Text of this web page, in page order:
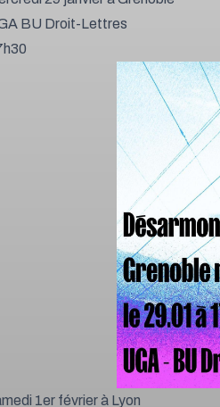
BU Droit-Lettres
1er février à Lyon